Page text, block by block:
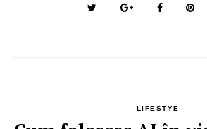
LIFESTYE